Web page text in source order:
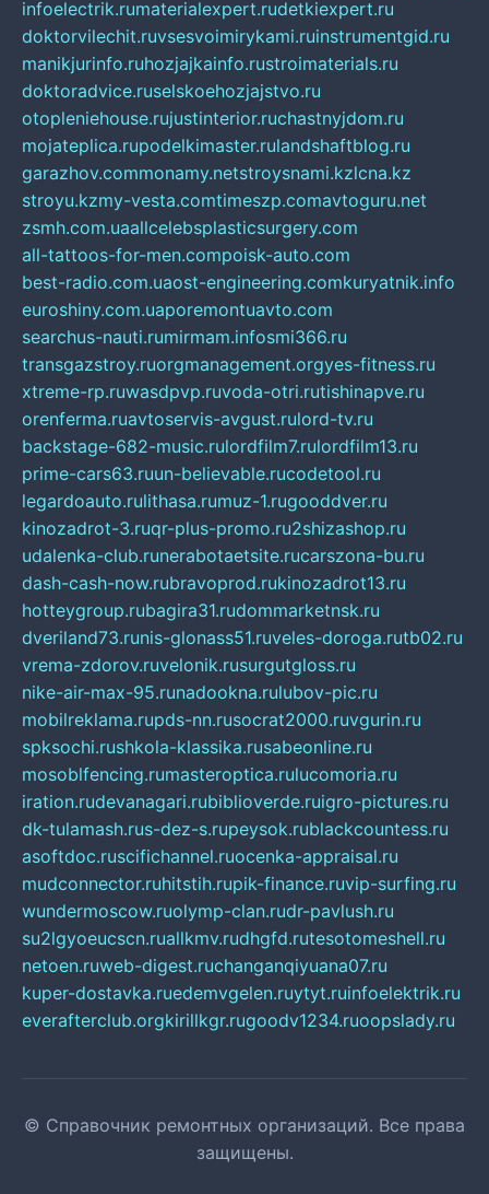
infoelectrik.rumaterialexpert.rudetkiexpert.ru
doktorvilechit.ruvsesvoimirykami.ruinstrumentgid.ru
manikjurinfo.ruhozjajkainfo.rustroimaterials.ru
doktoradvice.ruselskoehozjajstvo.ru
otopleniehouse.rujustinterior.ruchastnyjdom.ru
mojateplica.rupodelkimaster.rulandshaftblog.ru
garazhov.commonamy.netstroysnami.kzlcna.kz
stroyu.kzmy-vesta.comtimeszp.comavtoguru.net
zsmh.com.uaallcelebsplasticsurgery.com
all-tattoos-for-men.compoisk-auto.com
best-radio.com.uaost-engineering.comkuryatnik.info
euroshiny.com.uaporemontuavto.com
searchus-nauti.rumirmam.infosmi366.ru
transgazstroy.ruorgmanagement.orgyes-fitness.ru
xtreme-rp.ruwasdpvp.ruvoda-otri.rutishinapve.ru
orenferma.ruavtoservis-avgust.rulord-tv.ru
backstage-682-music.rulordfilm7.rulordfilm13.ru
prime-cars63.ruun-believable.rucodetool.ru
legardoauto.rulithasa.rumuz-1.rugooddver.ru
kinozadrot-3.ruqr-plus-promo.ru2shizashop.ru
udalenka-club.runerabotaetsite.rucarszona-bu.ru
dash-cash-now.rubravoprod.rukinozadrot13.ru
hotteygroup.rubagira31.rudommarketnsk.ru
dveriland73.runis-glonass51.ruveles-doroga.rutb02.ru
vrema-zdorov.ruvelonik.rusurgutgloss.ru
nike-air-max-95.runadookna.rulubov-pic.ru
mobilreklama.rupds-nn.rusocrat2000.ruvgurin.ru
spksochi.rushkola-klassika.rusabeonline.ru
mosoblfencing.rumasteroptica.rulucomoria.ru
iration.rudevanagari.rubiblioverde.ruigro-pictures.ru
dk-tulamash.rus-dez-s.rupeysok.rublackcountess.ru
asoftdoc.ruscifichannel.ruocenka-appraisal.ru
mudconnector.ruhitstih.rupik-finance.ruvip-surfing.ru
wundermoscow.ruolymp-clan.rudr-pavlush.ru
su2lgyoeucscn.ruallkmv.rudhgfd.rutesotomeshell.ru
netoen.ruweb-digest.ruchanganqiyuana07.ru
kuper-dostavka.ruedemvgelen.ruytyt.ruinfoelektrik.ru
everafterclub.orgkirillkgr.rugoodv1234.ruoopslady.ru
© Справочник ремонтных организаций. Все права
защищены.